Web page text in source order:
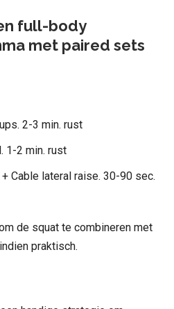
full-body
met paired sets
2-3 min. rust
1-2 min. rust
Cable lateral raise. 30-90 sec.
de squat te combineren met
praktisch.